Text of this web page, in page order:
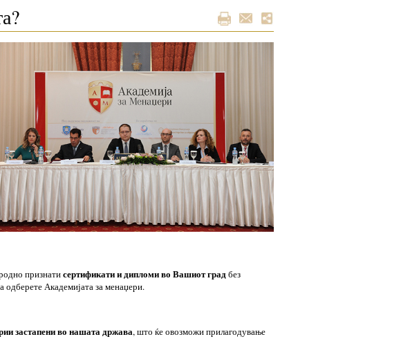
признатисертификати и дипломи во Вашиот градбез
одберете Академијата за менаџери.
застапени во нашата држава, што ќе овозможи прилагодување